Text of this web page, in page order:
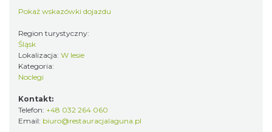
Pokaż wskazówki dojazdu
Region turystyczny:
Śląsk
Lokalizacja: W lesie
Kategoria:
Noclegi
Kontakt:
Telefon: +48 032 264 060
Email: biuro@restauracjalaguna.pl